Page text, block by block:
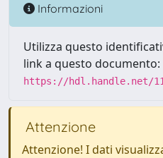
Informazioni
Utilizza questo
link a questo documento:
https://hdl.handle.net/
Attenzione
Attenzione! I dati